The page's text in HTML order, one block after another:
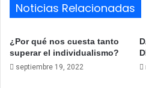
Noticias Relacionadas
¿Por qué nos cuesta tanto
superar el individualismo?
septiembre 19, 2022